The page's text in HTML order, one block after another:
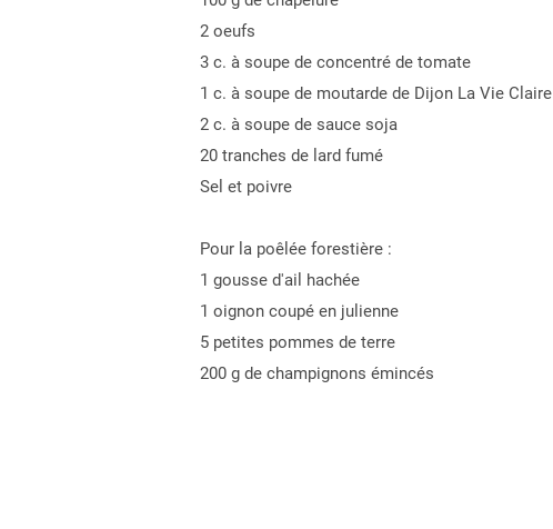
2 oeufs
3 c. à soupe de concentré de tomate
1 c. à soupe de moutarde de Dijon La Vie Claire
2 c. à soupe de sauce soja
20 tranches de lard fumé
Sel et poivre
Pour la poêlée forestière :
1 gousse d'ail hachée
1 oignon coupé en julienne
5 petites pommes de terre
200 g de champignons émincés